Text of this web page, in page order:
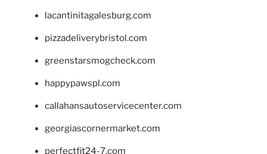
lacantinitagalesburg.com
pizzadeliverybristol.com
greenstarsmogcheck.com
happypawspl.com
callahansautoservicecenter.com
georgiascornermarket.com
perfectfit24-7.com